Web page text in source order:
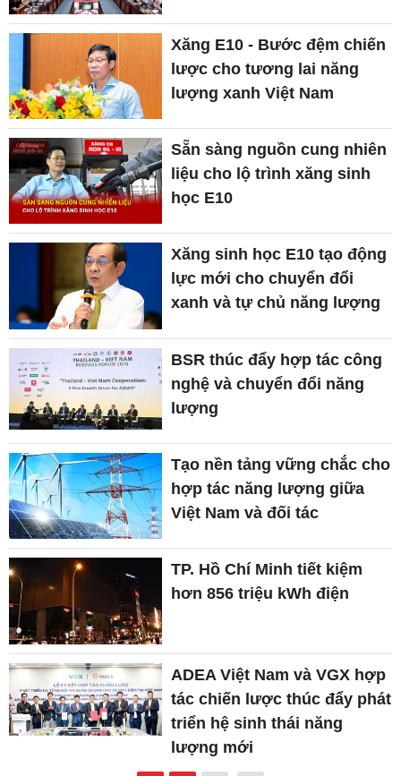
Xăng E10 - Bước đệm chiến
lược cho tương lai năng
lượng xanh Việt Nam
Sẵn sàng nguồn cung nhiên
liệu cho lộ trình xăng sinh
học E10
Xăng sinh học E10 tạo động
lực mới cho chuyển đổi
xanh và tự chủ năng lượng
BSR thúc đẩy hợp tác công
nghệ và chuyển đổi năng
lượng
Tạo nền tảng vững chắc cho
hợp tác năng lượng giữa
Việt Nam và đối tác
TP. Hồ Chí Minh tiết kiệm
hơn 856 triệu kWh điện
ADEA Việt Nam và VGX hợp
tác chiến lược thúc đẩy phát
triển hệ sinh thái năng
lượng mới